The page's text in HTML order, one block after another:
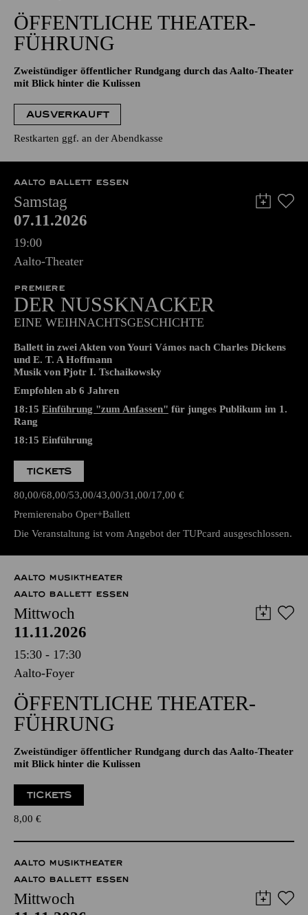
ÖFFENTLICHE THEATER­
FÜHRUNG
Zweistündiger öffentlicher Rundgang durch das Aalto-Theater
mit Blick hinter die Kulissen
AUSVERKAUFT
Restkarten ggf. an der Abendkasse
AALTO BALLETT ESSEN
Samstag
07.11.2026
19:00
Aalto-Theater
PREMIERE
DER NUSSKNACKER
EINE WEIHNACHTSGESCHICHTE
Ballett in zwei Akten von Youri Vámos nach Charles Dickens
und E. T. A Hoffmann
Musik von Pjotr I. Tschaikowsky
Empfohlen ab 6 Jahren
18:15 Einführung "zum Anfassen" für junges Publikum im 1.
Rang
18:15 Einführung
TICKETS
80,00 68,00 53,00 43,00 31,00 17,00 €
Premierenabo Oper+Ballett
Die Veranstaltung ist vom Angebot der TUPcard ausgeschlossen.
AALTO MUSIKTHEATER
AALTO BALLETT ESSEN
Mittwoch
11.11.2026
15:30 - 17:30
Aalto-Foyer
ÖFFENTLICHE THEATER­
FÜHRUNG
Zweistündiger öffentlicher Rundgang durch das Aalto-Theater
mit Blick hinter die Kulissen
TICKETS
8,00 €
AALTO MUSIKTHEATER
AALTO BALLETT ESSEN
Mittwoch